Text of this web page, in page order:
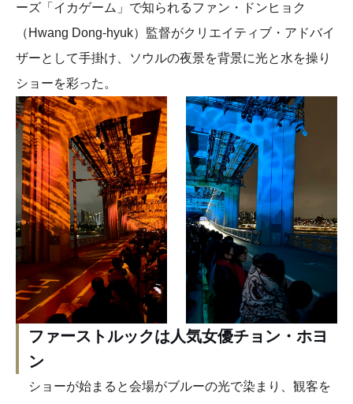
ーズ「イカゲーム」で知られるファン・ドンヒョク
（Hwang Dong-hyuk）監督がクリエイティブ・アドバイ
ザーとして手掛け、ソウルの夜景を背景に光と水を操り
ショーを彩った。
ファーストルックは人気女優チョン・ホヨ
ン
ショーが始まると会場がブルーの光で染まり、観客を